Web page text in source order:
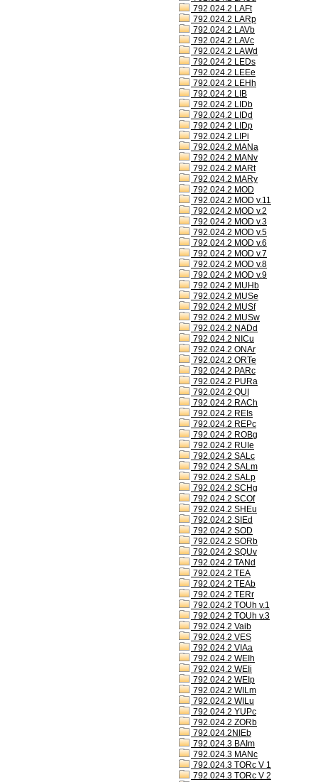
792.024.2 LAFt
792.024.2 LARp
792.024.2 LAVb
792.024.2 LAVc
792.024.2 LAWd
792.024.2 LEDs
792.024.2 LEEe
792.024.2 LEHh
792.024.2 LIB
792.024.2 LIDb
792.024.2 LIDd
792.024.2 LIDp
792.024.2 LIPi
792.024.2 MANa
792.024.2 MANv
792.024.2 MARt
792.024.2 MARy
792.024.2 MOD
792.024.2 MOD v.11
792.024.2 MOD v.2
792.024.2 MOD v.3
792.024.2 MOD v.5
792.024.2 MOD v.6
792.024.2 MOD v.7
792.024.2 MOD v.8
792.024.2 MOD v.9
792.024.2 MUHb
792.024.2 MUSe
792.024.2 MUSf
792.024.2 MUSw
792.024.2 NADd
792.024.2 NICu
792.024.2 ONAr
792.024.2 ORTe
792.024.2 PARc
792.024.2 PURa
792.024.2 QUI
792.024.2 RACh
792.024.2 REIs
792.024.2 REPc
792.024.2 ROBg
792.024.2 RUIe
792.024.2 SALc
792.024.2 SALm
792.024.2 SALp
792.024.2 SCHg
792.024.2 SCOf
792.024.2 SHEu
792.024.2 SIEd
792.024.2 SOD
792.024.2 SORb
792.024.2 SQUv
792.024.2 TANd
792.024.2 TEA
792.024.2 TEAb
792.024.2 TERr
792.024.2 TOUh v.1
792.024.2 TOUh v.3
792.024.2 Vaib
792.024.2 VES
792.024.2 VIAa
792.024.2 WEIh
792.024.2 WEIi
792.024.2 WEIp
792.024.2 WILm
792.024.2 WILu
792.024.2 YUPc
792.024.2 ZORb
792.024.2NIEb
792.024.3 BAIm
792.024.3 MANc
792.024.3 TORc V 1
792.024.3 TORc V 2